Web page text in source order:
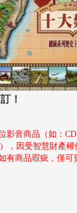
！
影音商品（如：CD
，因受智慧財產權
有商品瑕疵，僅可